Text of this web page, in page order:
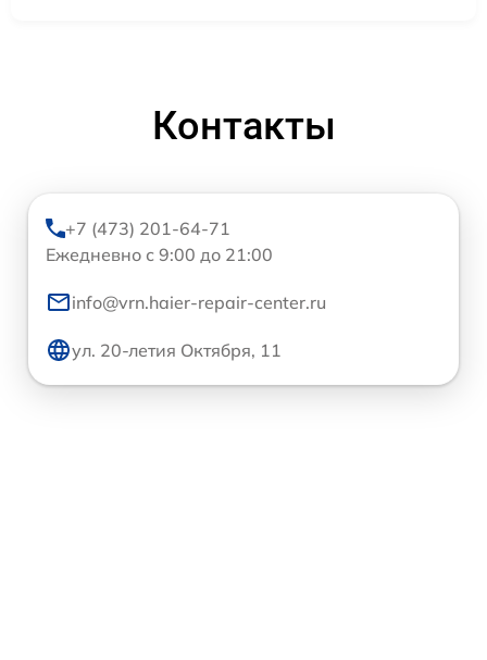
Контакты
+7 (473) 201-64-71
Ежедневно с 9:00 до 21:00
info@vrn.haier-repair-center.ru
ул. 20-летия Октября, 11